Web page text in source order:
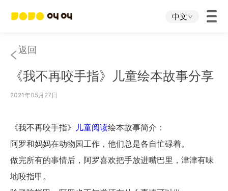
中文
首页
叫叫App
关于我们
下载中心
返回
《我不再咬手指》儿童绘本故事分享
2021年05月27日
《我不再咬手指》 儿童阅读绘本故事简介：
阿罗和妈妈在动物园工作，他们总是各自忙碌着。
做完所有的事情后，阿罗喜欢把手放进嘴巴里，津津有味
地咬指甲。